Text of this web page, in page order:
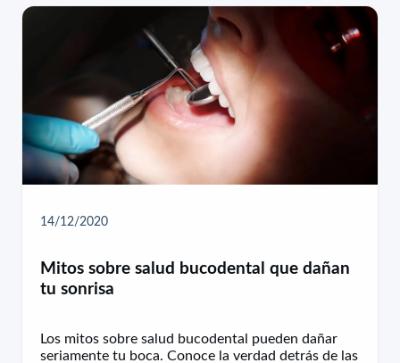
14/12/2020
Mitos sobre salud bucodental que dañan
tu sonrisa
Los mitos sobre salud bucodental pueden dañar
seriamente tu boca. Conoce la verdad detrás de las